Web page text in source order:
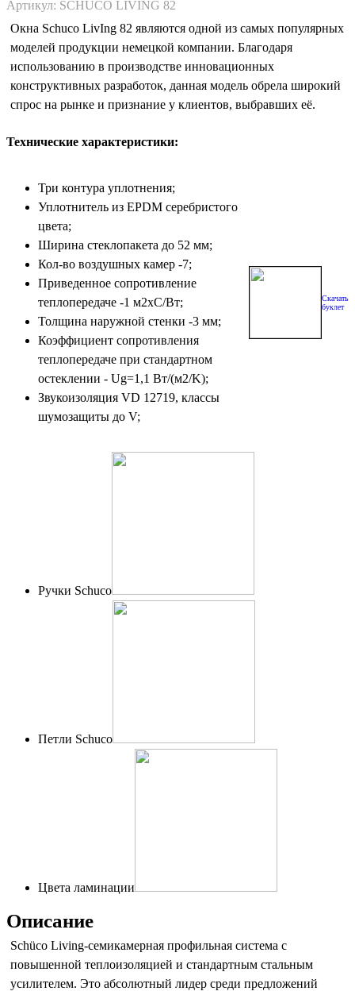
Артикул: SCHUCO LIVING 82
Окна Schuco LivIng 82 являются одной из самых популярных
моделей продукции немецкой компании. Благодаря
использованию в производстве инновационных
конструктивных разработок, данная модель обрела широкий
спрос на рынке и признание у клиентов, выбравших её.
Технические характеристики:
Три контура уплотнения;
Уплотнитель из EPDM серебристого
цвета;
Ширина стеклопакета до 52 мм;
Кол-во воздушных камер -7;
Приведенное сопротивление
теплопередаче -1 м2хС/Вт;
Толщина наружной стенки -3 мм;
Коэффициент сопротивления
теплопередаче при стандартном
остеклении - Ug=1,1 Вт/(м2/K);
Звукоизоляция VD 12719, классы
шумозащиты до V;
Скачать
буклет
Ручки Schuco
Петли Schuco
Цвета ламинации
Описание
Schüco Living-семикамерная профильная система с
повышенной теплоизоляцией и стандартным стальным
усилителем. Это абсолютный лидер среди предложений